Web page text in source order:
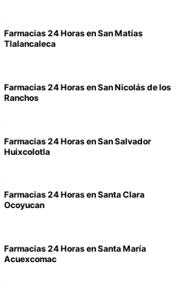
Farmacias 24 Horas en San Matías
Tlalancaleca
Farmacias 24 Horas en San Nicolás de los
Ranchos
Farmacias 24 Horas en San Salvador
Huixcolotla
Farmacias 24 Horas en Santa Clara
Ocoyucan
Farmacias 24 Horas en Santa María
Acuexcomac